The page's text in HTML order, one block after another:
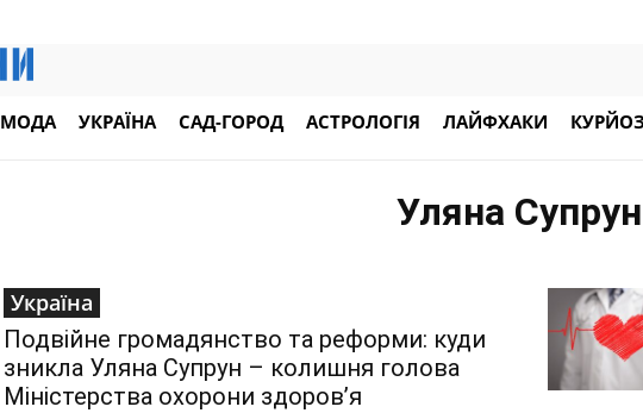
МОДА УКРАЇНА САД-ГОРОД АСТРОЛОГІЯ ЛАЙФХАКИ
Уляна Супрун
Україна
Подвійне громадянство та реформи: куди
зникла Уляна Супрун – колишня голова
Міністерства охорони здоров’я